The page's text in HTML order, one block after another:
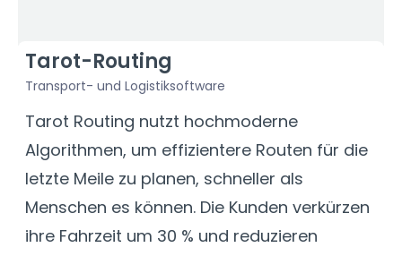
Tarot-Routing
Transport- und Logistiksoftware
Tarot Routing nutzt hochmoderne
Algorithmen, um effizientere Routen für die
letzte Meile zu planen, schneller als
Menschen es können. Die Kunden verkürzen
ihre Fahrzeit um 30 % und reduzieren